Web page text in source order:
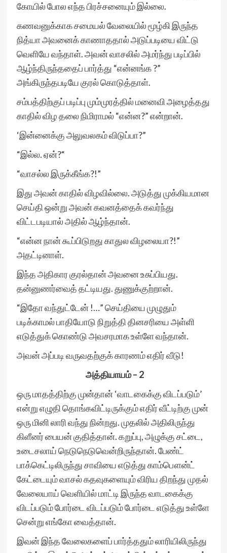
கோயில் போல எந்த பிரச்சனையும் இல்லை.
கணவனுக்காக சமையல் வேலையில் மூழ்கி இருந்த
நித்யா அவனைக் காணாததால் அடுப்படியை விட்டு
வெளியே வந்தாள். அவன் வாசலில் அமர்ந்து படிப்பில்
ஆழ்ந்திருந்ததைப் பார்த்து “என்னங்க ?”
அங்கிருந்தபடியே குரல் கொடுத்தாள்.
சம்பத்திற்குப் படிப்பு மும்முரத்தில் மனைவி அழைத்தது
காதில் விழ தலை நிமிராமல் “என்ன?” என்றான்.
‘இன்னைக்கு அலுவலகம் விடுப்பா?”
“இல்ல. ஏன்?“
“வாசல்ல இருக்கீங்க?!”
இது அவன் காதில் விழவில்லை. அடுத்து முக்கியமான
செய்தி ஒன்று அவன் கவனத்தைக் கவர்ந்து
விட்டபடியால் அதில் ஆழ்ந்தான்.
“என்ன நான் கூப்பிடுறது காதுல விழலையா?!”
அதட்டினாள்.
இந்த அதிகார குரல்தான் அவனை உசுப்பியது.
தன்னுணர்வைத் தட்டியது. துணுக்குற்றான்.
“இதோ வந்துட்டேன் !…” செய்தியை முழுதும்
படிக்காமல் பாதியோடு நிறுத்தி தினசரியை அள்ளி
எடுத்துக் கொண்டு அவசரமாக உள்ளே வந்தான்.
அவன் அப்படி வருவதற்குக் காரணம் எதிர் வீடு!
அத்தியாயம் – 2
ஒரு மாதத்திற்கு முன்தான் ‘வாடகைக்கு விடப்படும்’
என்று எழுதி தொங்கவிட்டிருக்கும் எதிர் வீட்டிற்கு முன்
ஒரு மினி லாரி வந்து நின்றது. முதலில் அதிலிருந்து
கிளீனர் பையன் குதித்தான். கறுப்பு, அழுக்கு சட்டை,
உடைசலாய் நெடுநெடுவென்றிருந்தான். பேண்ட்
பாக்கெட்டிலிருந்து சாவியை எடுத்து காம்பௌன்ட்
கேட்டையும் வாசல் கதவுகளையும் விரிய திறந்து முதல்
வேலையாய் வெளியில் மாட்டி இருந்த வாடகைக்கு
விடப்படும் போர்டை விடப்படும் போர்டை எடுத்து உள்ளே
சென்று எங்கோ வைத்தான்.
இவன் இந்த வேலைகளைப் பார்த்ததும் லாரியிலிருந்து